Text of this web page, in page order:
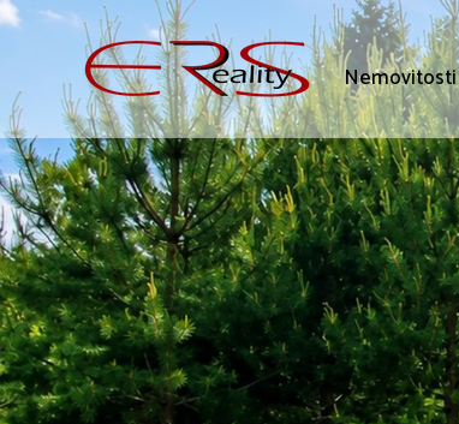
Nemovitosti